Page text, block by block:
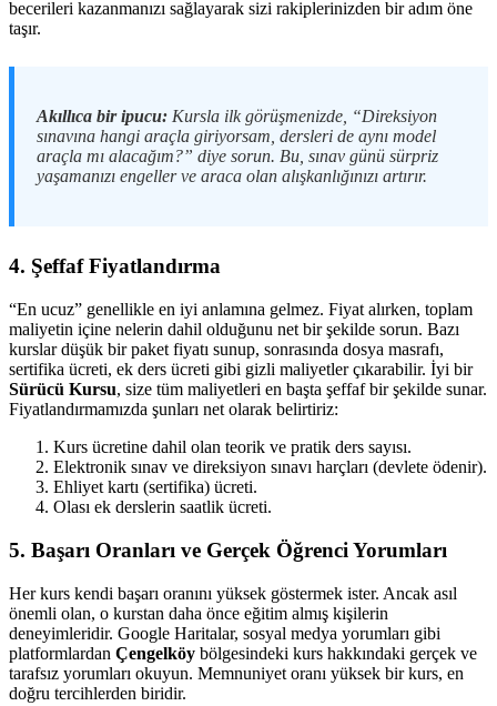
becerileri kazanmanızı sağlayarak sizi rakiplerinizden bir adım öne
taşır.
Akıllıca bir ipucu: Kursla ilk görüşmenizde, “Direksiyon
sınavına hangi araçla giriyorsam, dersleri de aynı model
araçla mı alacağım?” diye sorun. Bu, sınav günü sürpriz
yaşamanızı engeller ve araca olan alışkanlığınızı artırır.
4. Şeffaf Fiyatlandırma
“En ucuz” genellikle en iyi anlamına gelmez. Fiyat alırken, toplam
maliyetin içine nelerin dahil olduğunu net bir şekilde sorun. Bazı
kurslar düşük bir paket fiyatı sunup, sonrasında dosya masrafı,
sertifika ücreti, ek ders ücreti gibi gizli maliyetler çıkarabilir. İyi bir
Sürücü Kursu, size tüm maliyetleri en başta şeffaf bir şekilde sunar.
Fiyatlandırmamızda şunları net olarak belirtiriz:
Kurs ücretine dahil olan teorik ve pratik ders sayısı.
Elektronik sınav ve direksiyon sınavı harçları (devlete ödenir).
Ehliyet kartı (sertifika) ücreti.
Olası ek derslerin saatlik ücreti.
5. Başarı Oranları ve Gerçek Öğrenci Yorumları
Her kurs kendi başarı oranını yüksek göstermek ister. Ancak asıl
önemli olan, o kurstan daha önce eğitim almış kişilerin
deneyimleridir. Google Haritalar, sosyal medya yorumları gibi
platformlardan Çengelköy bölgesindeki kurs hakkındaki gerçek ve
tarafsız yorumları okuyun. Memnuniyet oranı yüksek bir kurs, en
doğru tercihlerden biridir.